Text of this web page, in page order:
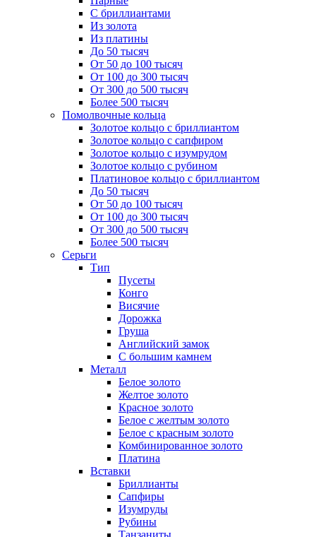
С бриллиантами
Из золота
Из платины
До 50 тысяч
От 50 до 100 тысяч
От 100 до 300 тысяч
От 300 до 500 тысяч
Более 500 тысяч
Помолвочные кольца
Золотое кольцо с бриллиантом
Золотое кольцо с сапфиром
Золотое кольцо с изумрудом
Золотое кольцо с рубином
Платиновое кольцо с бриллиантом
До 50 тысяч
От 50 до 100 тысяч
От 100 до 300 тысяч
От 300 до 500 тысяч
Более 500 тысяч
Серьги
Тип
Пусеты
Конго
Висячие
Дорожка
Груша
Английский замок
С большим камнем
Металл
Белое золото
Желтое золото
Красное золото
Белое с желтым золото
Белое с красным золото
Комбинированное золото
Платина
Вставки
Бриллианты
Сапфиры
Изумруды
Рубины
Танзаниты